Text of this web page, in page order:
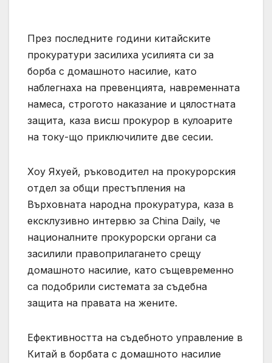
През последните години китайските
прокуратури засилиха усилията си за
борба с домашното насилие, като
наблегнаха на превенцията, навременната
намеса, строгото наказание и цялостната
защита, каза висш прокурор в кулоарите
на току-що приключилите две сесии.
Хоу Яхуей, ръководител на прокурорския
отдел за общи престъпления на
Върховната народна прокуратура, каза в
ексклузивно интервю за China Daily, че
националните прокурорски органи са
засилили правоприлагането срещу
домашното насилие, като същевременно
са подобрили системата за съдебна
защита на правата на жените.
Ефективността на съдебното управление в
Китай в борбата с домашното насилие